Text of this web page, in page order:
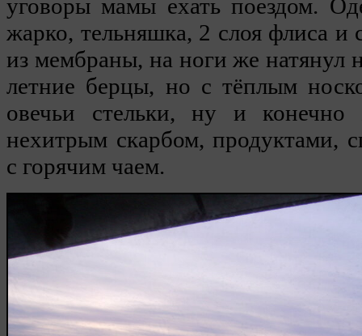
уговоры мамы ехать поездом.
жарко, тельняшка, 2 слоя флиса и
из мембраны, на ноги же натянул
летние берцы, но с тёплым
овечьи стельки, ну и
нехитрым скарбом, продуктами,
с горячим чаем.